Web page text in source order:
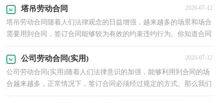
塔吊劳动合同 2026-07-12
塔吊劳动合同随着人们法律观念的日益增强，越来越多的场景和场合
需要用到合同，签订合同能够较为有效的约束违约行为。你知道合同
公司劳动合同(实用) 2026-07-12
公司劳动合同(实用)随着人们法律意识的加强，能够利用到合同的场
合越来越多，正常情况下，签订合同必须经过规定的方式。那么我们